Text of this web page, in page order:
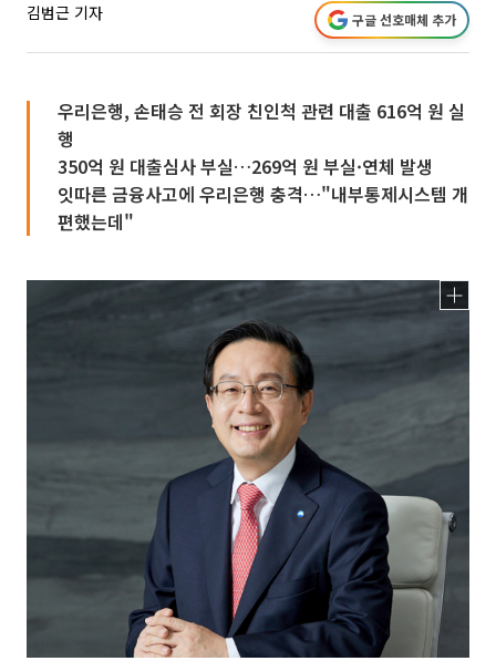
김범근 기자 구글 선호매체 추가
우리은행, 손태승 전 회장 친인척 관련 대출 616억 원 실
행
350억 원 대출심사 부실…269억 원 부실·연체 발생
잇따른 금융사고에 우리은행 충격…"내부통제시스템 개
편했는데"